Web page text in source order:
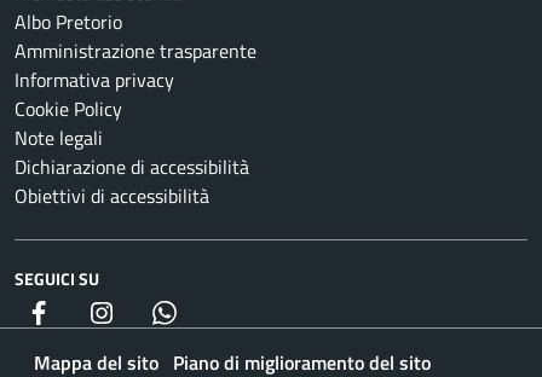
Albo Pretorio
Amministrazione trasparente
Informativa privacy
Cookie Policy
Note legali
Dichiarazione di accessibilità
Obiettivi di accessibilità
SEGUICI SU
Facebook Instagram
Mappa del sito Piano di miglioramento del sito